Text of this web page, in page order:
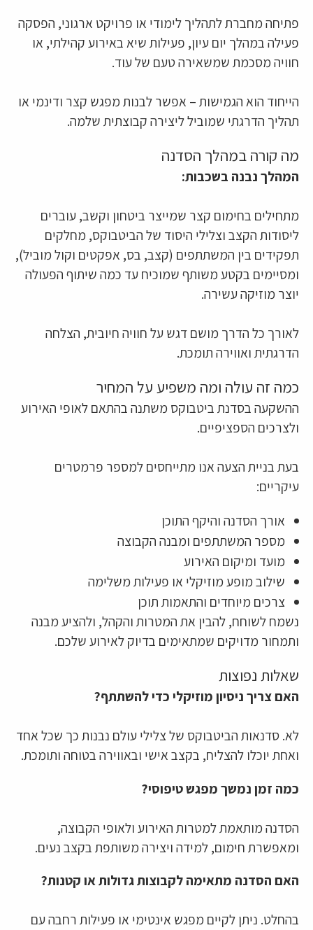
פתיחה מחברת לתהליך לימודי או פרויקט ארגוני, הפסקה
פעילה במהלך יום עיון, פעילות שיא באירוע קהילתי, או
חוויה מסכמת שמשאירה טעם של עוד.
הייחוד הוא הגמישות – אפשר לבנות מפגש קצר ודינמי או
תהליך הדרגתי שמוביל ליצירה קבוצתית שלמה.
מה קורה במהלך הסדנה
המהלך נבנה בשכבות:
מתחילים בחימום קצר שמייצר ביטחון וקשב, עוברים
ליסודות הקצב וצלילי היסוד של הביטבוקס, מחלקים
תפקידים בין המשתתפים (קצב, בס, אפקטים וקול מוביל),
ומסיימים בקטע משותף שמוכיח עד כמה שיתוף הפעולה
יוצר מוזיקה עשירה.
לאורך כל הדרך מושם דגש על חוויה חיובית, הצלחה
הדרגתית ואווירה תומכת.
כמה זה עולה ומה משפיע על המחיר
ההשקעה בסדנת ביטבוקס משתנה בהתאם לאופי האירוע
ולצרכים הספציפיים.
בעת בניית הצעה אנו מתייחסים למספר פרמטרים
עיקריים:
אורך הסדנה והיקף התוכן
מספר המשתתפים ומבנה הקבוצה
מועד ומיקום האירוע
שילוב מופע מוזיקלי או פעילות משלימה
צרכים מיוחדים והתאמות תוכן
נשמח לשוחח, להבין את המטרות והקהל, ולהציע מבנה
ותמחור מדויקים שמתאימים בדיוק לאירוע שלכם.
שאלות נפוצות
האם צריך ניסיון מוזיקלי כדי להשתתף?
לא. סדנאות הביטבוקס של צלילי עולם נבנות כך שכל אחד
ואחת יוכלו להצליח, בקצב אישי ובאווירה בטוחה ותומכת.
כמה זמן נמשך מפגש טיפוסי?
הסדנה מותאמת למטרות האירוע ולאופי הקבוצה,
ומאפשרת חימום, למידה ויצירה משותפת בקצב נעים.
האם הסדנה מתאימה לקבוצות גדולות או קטנות?
בהחלט. ניתן לקיים מפגש אינטימי או פעילות רחבה עם